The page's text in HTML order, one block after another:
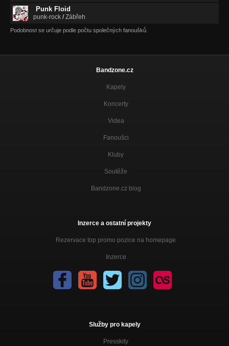
Nezařazeno
ONA /Praklovidina 2010/
STOLETÍ PROPADU /Praklovidina 2010/
INSTANTNÍ LOBOTOMIE /Praklovidina 2010/
POSLEDNÍ DEN /Praklovidina 2010/
PROBLÉM MÍSTA A ČASU /Praklovidina 2010/
RABIN /Praklovidina 2010/
Punk Floid
punk-rock /Zábřeh
Podobnost se určuje podle počtu společných fanoušků.
Bandzone.cz
Kapely
Koncerty
Videa
Fanoušci
Kluby
Soutěže
Bandzone.cz blog
Inzerce a ostatní projekty
Rezervace top promo pozice na homepage
Inzerce
Služby pro kapely
Presskity